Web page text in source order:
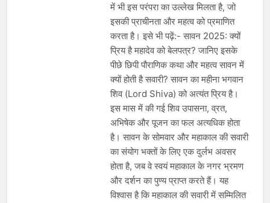
में भी इस परंपरा का उल्लेख मिलता है, जो
इसकी प्राचीनता और महत्व को प्रमाणित
करता है। इसे भी पढ़ें:- सावन 2025: क्यों
प्रिय है महादेव को बेलपत्र? जानिए इसके
पीछे छिपी पौराणिक कथा और महत्व सावन में
क्यों होती है सवारी? सावन का महीना भगवान
शिव (Lord Shiva) को अत्यंत प्रिय है।
इस मास में की गई शिव उपासना, व्रत,
अभिषेक और पूजन का फल अत्यधिक होता
है। सावन के सोमवार और महाकाल की सवारी
का संयोग भक्तों के लिए एक दुर्लभ अवसर
होता है, जब वे स्वयं महाकाल के नगर भ्रमण
और दर्शन का पुण्य प्राप्त करते हैं। यह
विश्वास है कि महाकाल की सवारी में सम्मिलित